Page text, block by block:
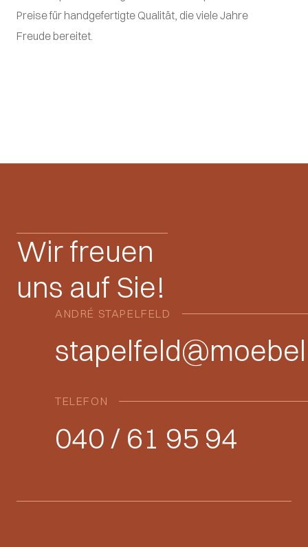
Preise für handgefertigte Qualität, die viele Jahre
Freude bereitet.
Wir freuen
uns auf Sie!
ANDRÉ STAPELFELD
TELEFON
040 / 61 95 94